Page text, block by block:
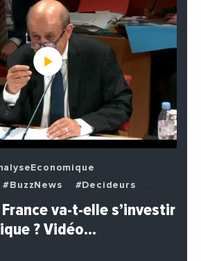
#BuzzNews
#Decideurs
#Economie
va-t-elle s’investir
? Vidéo…